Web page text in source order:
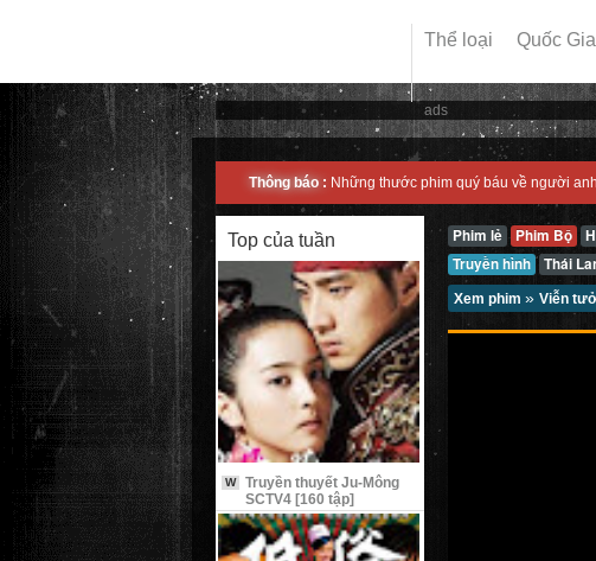
Thể loại Quốc Gia
ads
Thông báo : Những thước phim quý báu về người
Top của tuần
W
Truyền thuyết Ju-Mông
SCTV4 [160 tập]
Phim lẻ Phim Bộ
Truyền hình
Thái
Xem phim » Viễn